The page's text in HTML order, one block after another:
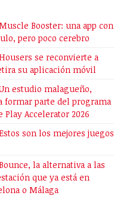
Booster: una app con
pero poco cerebro
se reconvierte a
su aplicación móvil
estudio malagueño,
formar parte del programa
Play Accelerator 2026
son los mejores juegos
la alternativa a las
que ya está en
o Málaga